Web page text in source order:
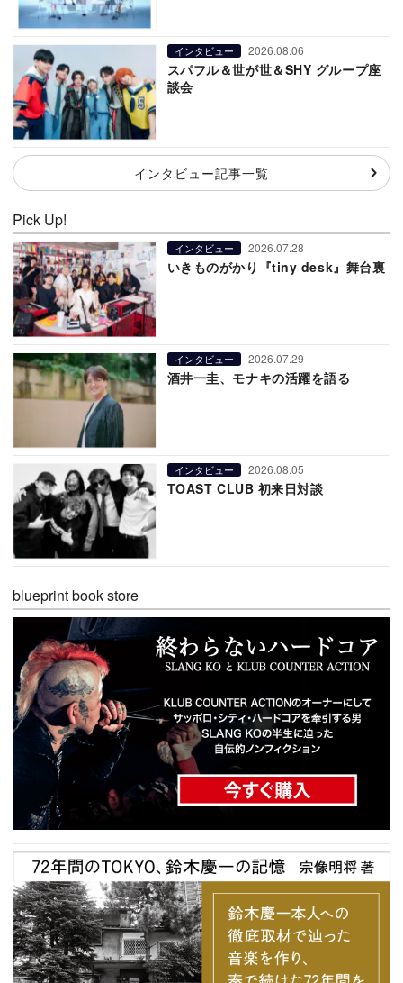
インタビュー 2026.08.06
スパフル＆世が世＆SHY グループ座
談会
インタビュー記事一覧
Pick Up!
インタビュー 2026.07.28
いきものがかり『tiny desk』舞台裏
インタビュー 2026.07.29
酒井一圭、モナキの活躍を語る
インタビュー 2026.08.05
TOAST CLUB 初来日対談
blueprint book store